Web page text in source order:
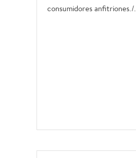
consumidores anfitriones./.